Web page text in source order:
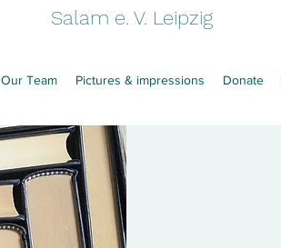
Salam e. V. Leipzig
Our Team Pictures & impressions Donate